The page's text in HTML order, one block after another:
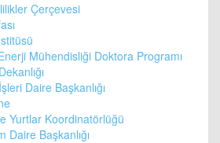
Çerçevesi
Mühendisliği Doktora Programı
Daire Başkanlığı
Yurtlar Koordinatörlüğü
Daire Başkanlığı